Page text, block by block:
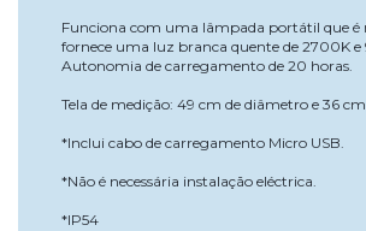
Funciona com uma lâmpada portátil que é
fornece uma luz branca quente de 2700K
Autonomia de carregamento de 20 horas.
Tela de medição: 49 cm de diâmetro e 36
*Inclui cabo de carregamento Micro USB.
*Não é necessária instalação eléctrica.
*IP54